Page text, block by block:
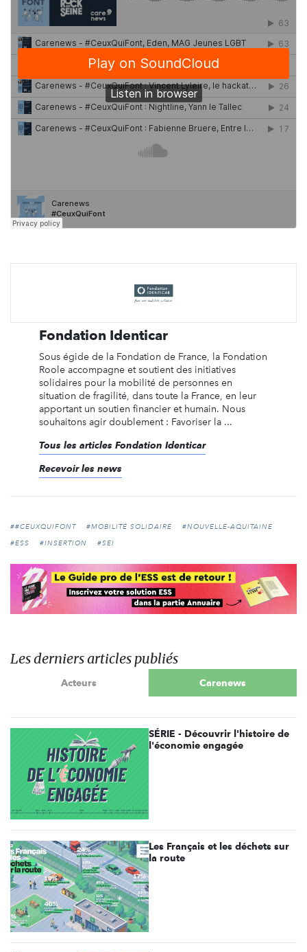
Fondation Identicar
Sous égide de la Fondation de France, la Fondation
Roole accompagne et soutient des initiatives
solidaires pour la mobilité de personnes en
situation de fragilité, dans toute la France, en leur
apportant un soutien financier et humain. Nous
souhaitons agir doublement : Favoriser la ...
Tous les articles Fondation Identicar
Recevoir les news
##CEUXQUIFONT #MOBILITÉ SOLIDAIRE
#NOUVELLE-AQUITAINE
#ESS
#INSERTION #SEI
Les derniers articles publiés
Acteurs Carenews
SÉRIE - Découvrir l'histoire de
l'économie engagée
Les Français et les déchets sur
la route